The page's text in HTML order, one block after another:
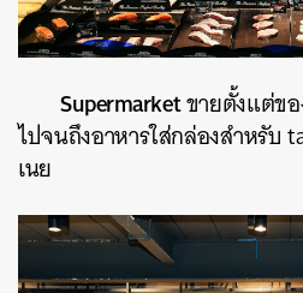
Supermarketขายตั้งแต่ข
ไปจนถึงอาหารใส่กล่องสำหรับ
เนย